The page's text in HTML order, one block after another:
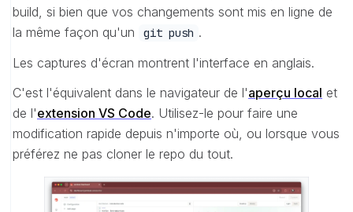
build, si bien que vos changements sont mis en ligne de
la même façon qu'un
git push .
Les captures d'écran montrent l'interface en anglais.
C'est l'équivalent dans le navigateur de l'aperçu local et
de l'extension VS Code. Utilisez-le pour faire une
modification rapide depuis n'importe où, ou lorsque vous
préférez ne pas cloner le repo du tout.